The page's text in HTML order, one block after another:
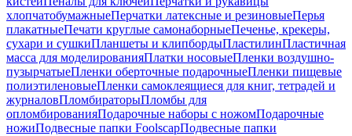
хлопчатобумажныеПерчатки латексные и резиновыеПерья
плакатныеПечати круглые самонаборныеПеченье, крекеры,
сухари и сушкиПланшеты и клипбордыПластилинПластичная
масса для моделированияПлатки носовыеПленки воздушно-
пузырчатыеПленки оберточные подарочныеПленки пищевые
полиэтиленовыеПленки самоклеящиеся для книг, тетрадей и
журналовПломбираторыПломбы для
опломбированияПодарочные наборы с ножомПодарочные
ножиПодвесные папки FoolscapПодвесные папки